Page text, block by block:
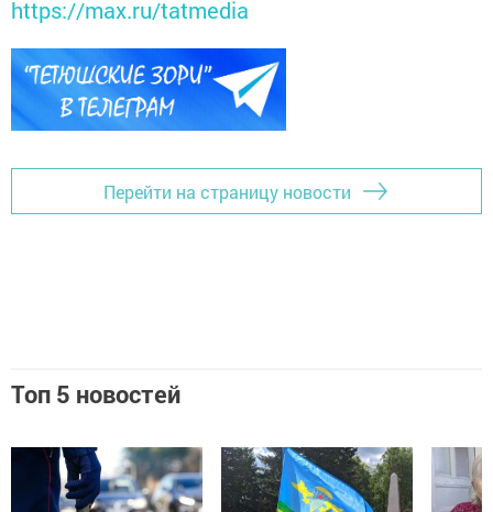
https://max.ru/tatmedia
Перейти на страницу новости
Топ 5 новостей